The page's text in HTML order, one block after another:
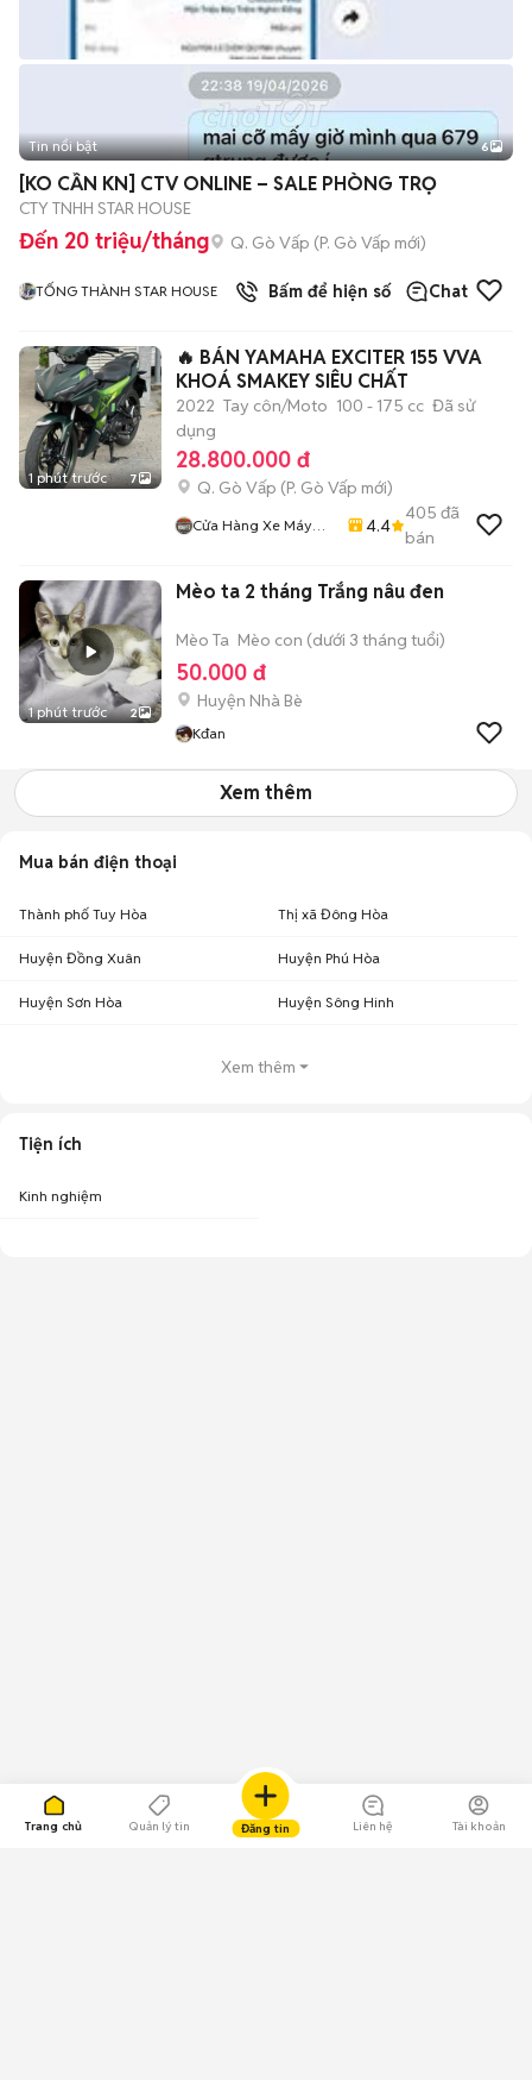
Trang chủ Quản lý tin Đăng tin Liên hệ Tài khoản
+2
Tin nổi bật 6
[KO CẦN KN] CTV ONLINE – SALE PHÒNG TRỌ
CTY TNHH STAR HOUSE
Đến 20 triệu/tháng Q. Gò Vấp (P. Gò Vấp mới)
TỐNG THÀNH STAR HOUSE Bấm để hiện số Chat
1 phút trước 7
🔥 BÁN YAMAHA EXCITER 155 VVA
KHOÁ SMAKEY SIÊU CHẤT
2022 Tay côn/Moto 100 - 175 cc Đã sử
dụng
28.800.000 đ
Q. Gò Vấp (P. Gò Vấp mới)
Cửa Hàng Xe Máy
4.4
405 đã
bán
1 phút trước 2
Mèo ta 2 tháng Trắng nâu đen
Mèo Ta Mèo con (dưới 3 tháng tuổi)
50.000 đ
Huyện Nhà Bè
Kđan
Xem thêm
Mua bán điện thoại
Thành phố Tuy Hòa Thị xã Đông Hòa
Huyện Đồng Xuân Huyện Phú Hòa
Huyện Sơn Hòa Huyện Sông Hinh
Xem thêm
Tiện ích
Kinh nghiệm